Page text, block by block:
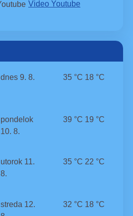
Video Youtube
dnes 9. 8. 35 °C 18 °C
pondelok
10. 8.
39 °C 19 °C
utorok 11.
8.
35 °C 22 °C
streda 12.
32 °C 18 °C